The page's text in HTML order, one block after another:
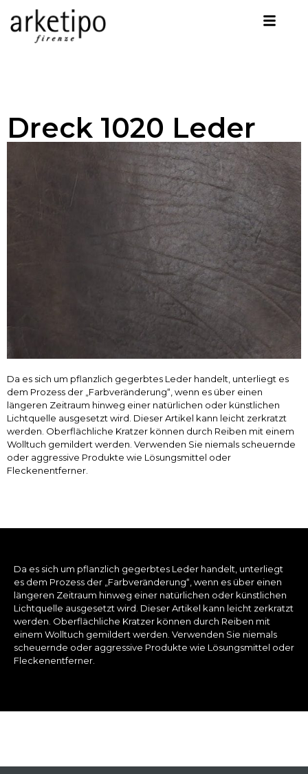
Dreck 1020 Leder
Da es sich um pflanzlich gegerbtes Leder handelt, unterliegt es
dem Prozess der „Farbveränderung“, wenn es über einen
längeren Zeitraum hinweg einer natürlichen oder künstlichen
Lichtquelle ausgesetzt wird. Dieser Artikel kann leicht zerkratzt
werden. Oberflächliche Kratzer können durch Reiben mit einem
Wolltuch gemildert werden. Verwenden Sie niemals scheuernde
oder aggressive Produkte wie Lösungsmittel oder
Fleckenentferner.
Da es sich um pflanzlich gegerbtes Leder handelt, unterliegt
es dem Prozess der „Farbveränderung“, wenn es über einen
längeren Zeitraum hinweg einer natürlichen oder künstlichen
Lichtquelle ausgesetzt wird. Dieser Artikel kann leicht zerkratzt
werden. Oberflächliche Kratzer können durch Reiben mit
einem Wolltuch gemildert werden. Verwenden Sie niemals
scheuernde oder aggressive Produkte wie Lösungsmittel oder
Fleckenentferner.